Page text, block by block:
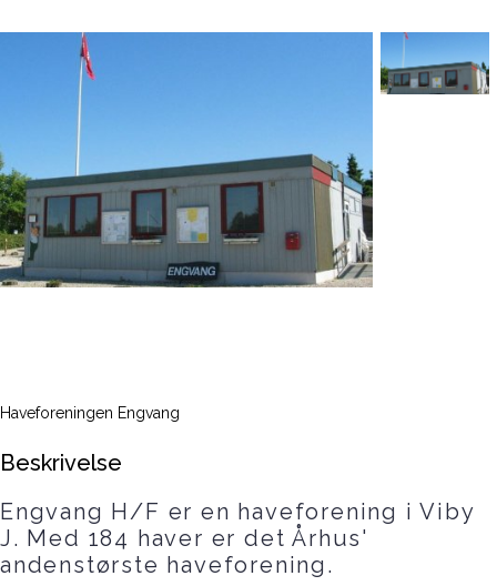
Haveforeningen Engvang
Beskrivelse
Engvang H/F er en haveforening i Viby
J. Med 184 haver er det Århus'
andenstørste haveforening.